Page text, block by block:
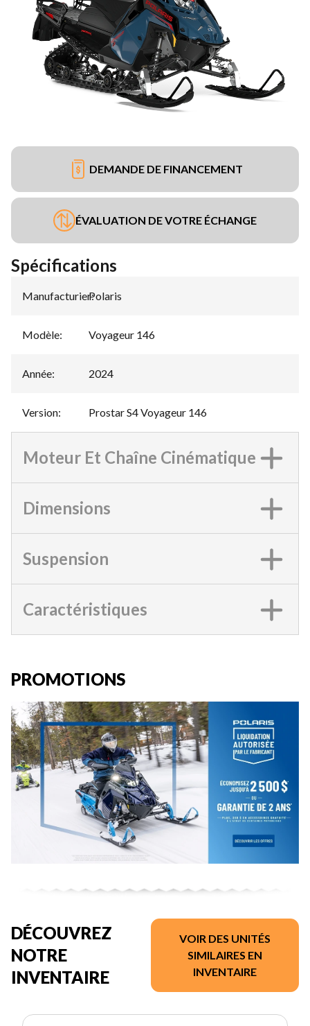
DEMANDE DE FINANCEMENT
ÉVALUATION DE VOTRE ÉCHANGE
Spécifications
Manufacturier:
Polaris
Modèle: Voyageur 146
Année: 2024
Version: Prostar S4 Voyageur 146
Moteur Et Chaîne Cinématique
Dimensions
Suspension
Caractéristiques
PROMOTIONS
DÉCOUVREZ
NOTRE
INVENTAIRE
VOIR DES UNITÉS
SIMILAIRES EN
INVENTAIRE